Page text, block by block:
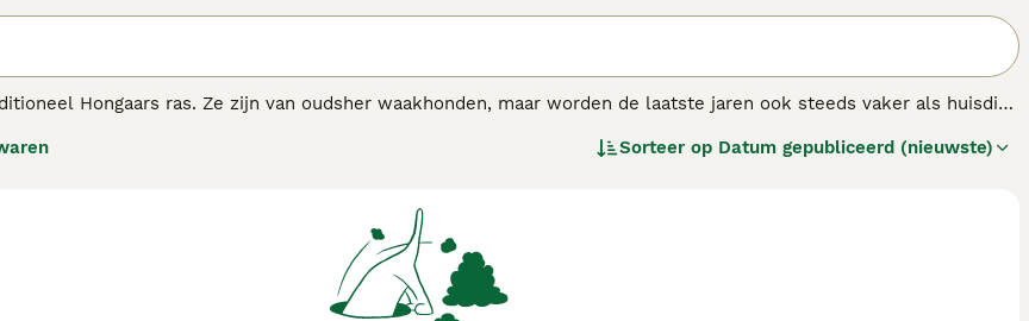
Hongaars ras. Ze zijn van oudsher waakhonden, maar worden de laatste jaren ook steeds vaker als huisdier
Sorteer op Datum gepubliceerd (nieuwste)